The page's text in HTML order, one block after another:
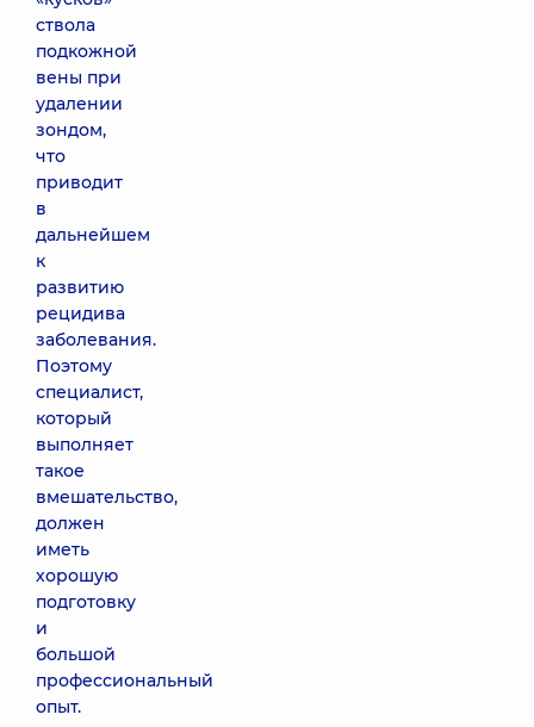
ствола
подкожной
вены при
удалении
зондом,
что
приводит
в
дальнейшем
к
развитию
рецидива
заболевания.
Поэтому
специалист,
который
выполняет
такое
вмешательство,
должен
иметь
хорошую
подготовку
и
большой
профессиональный
опыт.